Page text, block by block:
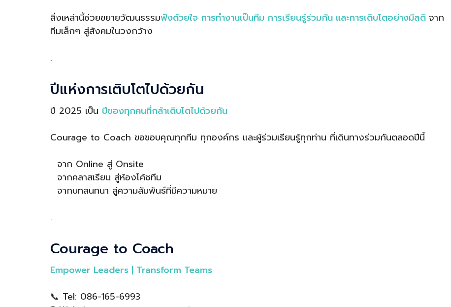
สิ่งเหล่านี้ช่วยขยายวัฒนธรรมฟังด้วยใจ การทำงานเป็นทีม การเรียนรู้ร่วมกัน และการเติบโตอย่างมีสติ จาก
ทีมเล็กๆ สู่สังคมในวงกว้าง
.
ปีแห่งการเติบโตไปด้วยกัน
ปี 2025 เป็น ปีของทุกคนที่กล้าเติบโตไปด้วยกัน
Courage to Coach ขอขอบคุณทุกทีม ทุกองค์กร และผู้ร่วมเรียนรู้ทุกท่าน ที่เดินทางร่วมกันตลอดปีนี้
จาก Online สู่ Onsite
จากคลาสเรียน สู่ห้องโค้ชทีม
จากบทสนทนา สู่ความสัมพันธ์ที่มีความหมาย
.
Courage to Coach
Empower Leaders | Transform Teams
📞 Tel: 086-165-6993